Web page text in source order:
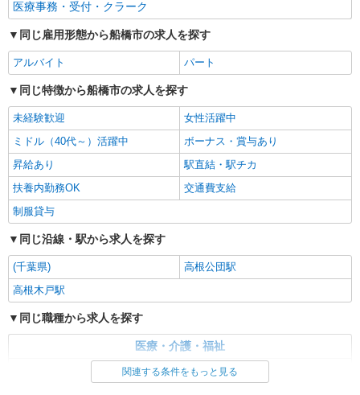
キープ
株式会社スタッフサービス・メディカル 千葉医療オフィス（お仕事
No.I10501220）
医療事務
千葉県船橋市内の病院
キープ 詳細を見る
派遣社員
株式会社スタッフサービス・メディカル 千葉医療オフィス（お仕事
No.I10511957）
医療事務
時給1600円
千葉県船橋市内のクリニック
キープ 詳細を見る
医療事務・受付・クラーク
同じ雇用形態から船橋市の求人を探す
アルバイト パート
同じ特徴から船橋市の求人を探す
未経験歓迎
女性活躍中
ミドル（40代～）活躍中
ボーナス・賞与あり
昇給あり
駅直結・駅チカ
扶養内勤務OK
交通費支給
制服貸与
同じ沿線・駅から求人を探す
(千葉県)
高根公団駅
高根木戸駅
同じ職種から求人を探す
医療・介護・福祉
医療事務・受付・クラーク関連する条件をもっと見る